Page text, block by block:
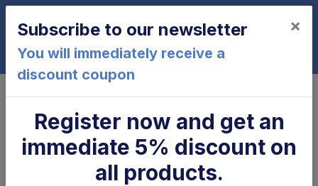
0
ZSU150-155
Subscribe to our newsletter
You will immediately receive a
discount coupon
×
Register now and get an
immediate 5% discount on
all products.